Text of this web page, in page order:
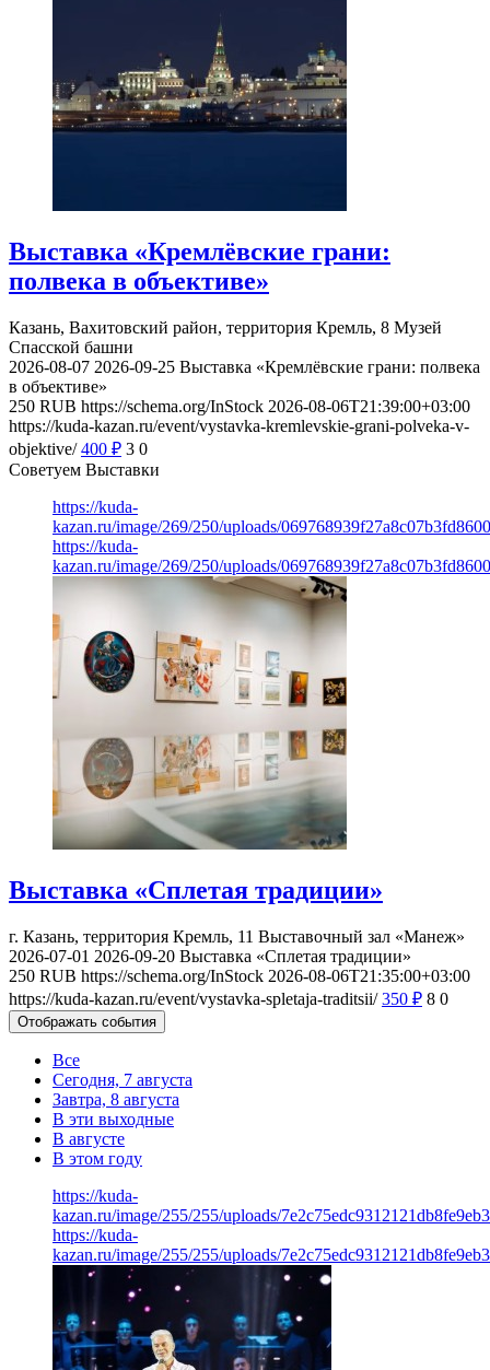
Выставка «Кремлёвские грани:
полвека в объективе»
Казань, Вахитовский район, территория Кремль, 8 Музей
Спасской башни
2026-08-07 2026-09-25 Выставка «Кремлёвские грани: полвека
в объективе»
250 RUB https://schema.org/InStock 2026-08-06T21:39:00+03:00
https://kuda-kazan.ru/event/vystavka-kremlevskie-grani-polveka-v-
objektive/ 400 ₽ 3 0
Советуем Выставки
https://kuda-
kazan.ru/image/269/250/uploads/
https://kuda-
kazan.ru/image/269/250/uploads/
Выставка «Сплетая традиции»
г. Казань, территория Кремль, 11 Выставочный зал «Манеж»
2026-07-01 2026-09-20 Выставка «Сплетая традиции»
250 RUB https://schema.org/InStock 2026-08-06T21:35:00+03:00
https://kuda-kazan.ru/event/vystavka-spletaja-traditsii/ 350 ₽ 8 0
Отображать события
Все
Сегодня, 7 августа
Завтра, 8 августа
В эти выходные
В августе
В этом году
https://kuda-
kazan.ru/image/255/255/uploads/
https://kuda-
kazan.ru/image/255/255/uploads/